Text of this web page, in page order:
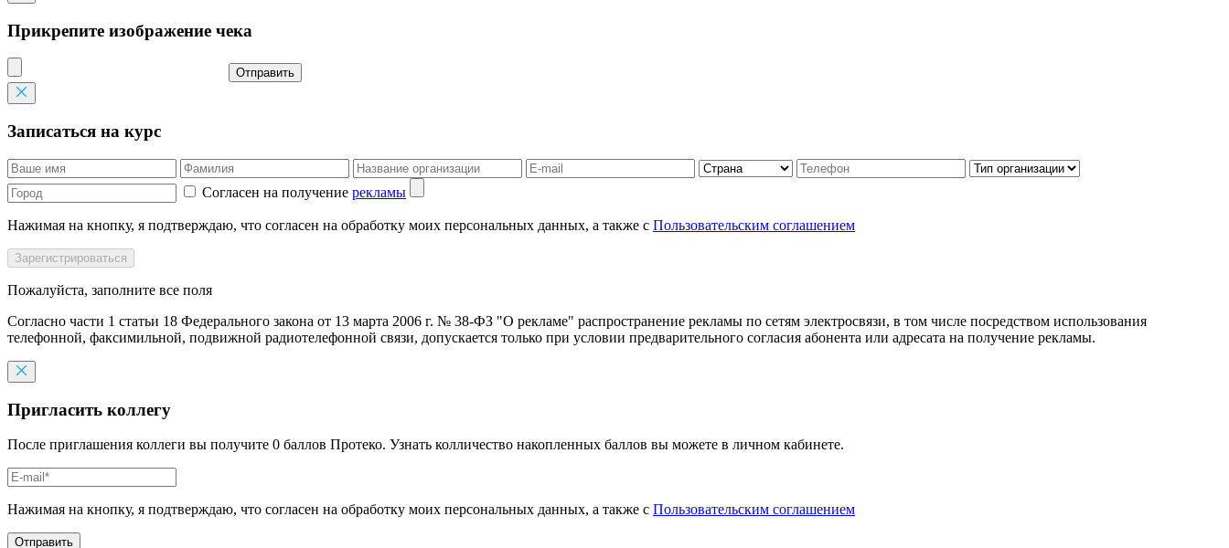
Прикрепите изображение чека
Отправить
Записаться на курс
Согласен на получение рекламы
Нажимая на кнопку, я подтверждаю, что согласен на обработку моих персональных данных, а также с Пользовательским соглашением
Пожалуйста, заполните все поля
Согласно части 1 статьи 18 Федерального закона от 13 марта 2006 г. № 38-ФЗ "О рекламе" распространение рекламы по сетям электросвязи, в том числе посредством использования
телефонной, факсимильной, подвижной радиотелефонной связи, допускается только при условии предварительного согласия абонента или адресата на получение рекламы.
Пригласить коллегу
После приглашения коллеги вы получите 0 баллов Протеко. Узнать колличество накопленных баллов вы можете в личном кабинете.
Нажимая на кнопку, я подтверждаю, что согласен на обработку моих персональных данных, а также с Пользовательским соглашением
Отправить